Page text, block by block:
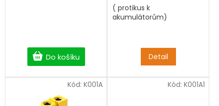
Do košíku Detail
( protikus k
akumulátorům)
Kód: K001A Kód: K001A1